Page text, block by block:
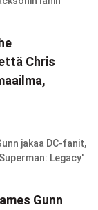
Chris
Gunn